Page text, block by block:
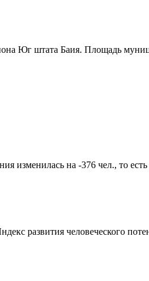
Юг штата Баия. Площадь
изменилась на -376 чел., то
развития человеческого